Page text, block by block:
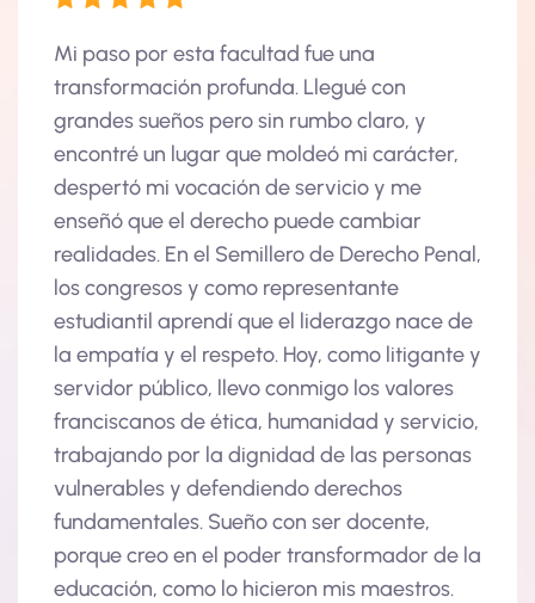
paso por esta facultad fue una
profunda. Llegué con
sueños pero sin rumbo claro, y
un lugar que moldeó mi carácter,
mi vocación de servicio y me
que el derecho puede cambiar
En el Semillero de Derecho Penal,
congresos y como representante
aprendí que el liderazgo nace de
empatía y el respeto. Hoy, como litigante y
público, llevo conmigo los valores
de ética, humanidad y servicio,
por la dignidad de las personas
y defendiendo derechos
Sueño con ser docente,
creo en el poder transformador de la
como lo hicieron mis maestros.
académico
espacio de
expresión y
cada
visión
profesión
servicio.
inspira a
desde el
que el
Valentina
Estudiante